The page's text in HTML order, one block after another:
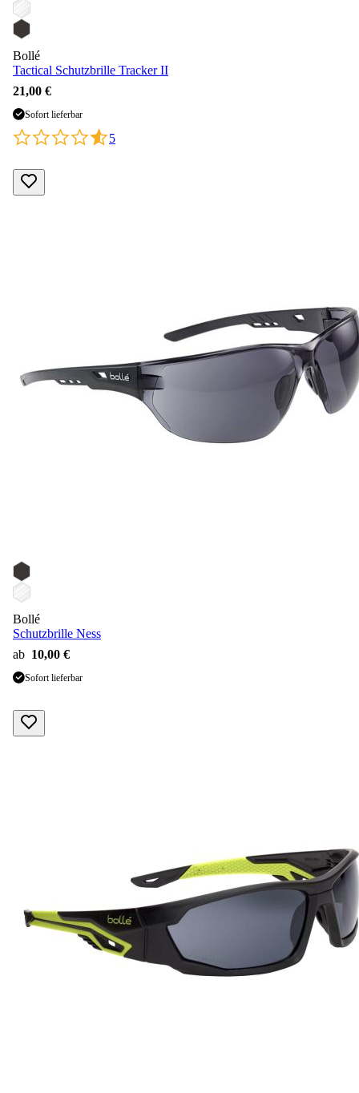
Bollé
Tactical Schutzbrille Tracker II
21,00 €
Sofort lieferbar
5
Bollé
Schutzbrille Ness
ab 10,00 €
Sofort lieferbar